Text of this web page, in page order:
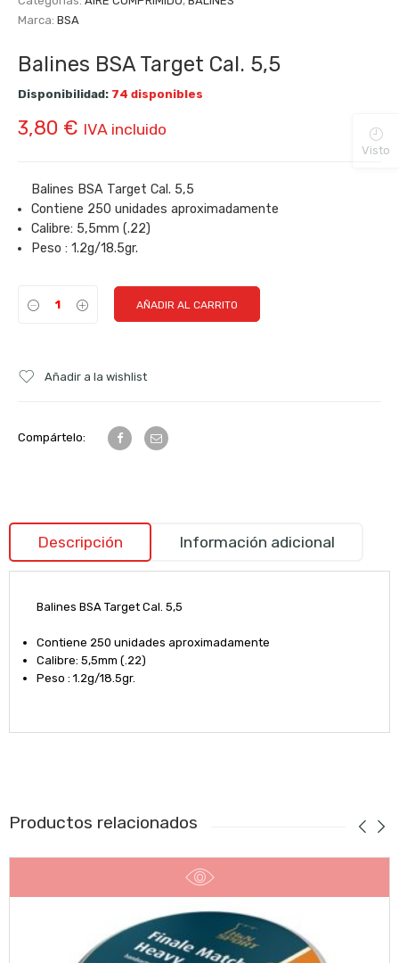
Marca: BSA
Balines BSA Target Cal. 5,5
Disponibilidad: 74 disponibles
3,80 € IVA incluido
Balines BSA Target Cal. 5,5
Contiene 250 unidades aproximadamente
Calibre: 5,5mm (.22)
Peso : 1.2g/18.5gr.
AÑADIR AL CARRITO
Añadir a la wishlist
Compártelo:
Descripción Información adicional
Balines BSA Target Cal. 5,5
Contiene 250 unidades aproximadamente
Calibre: 5,5mm (.22)
Peso : 1.2g/18.5gr.
Productos relacionados
Visto